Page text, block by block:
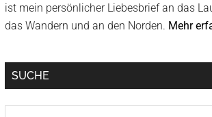
ist mein persönlicher Liebesbrief an das
das Wandern und an den Norden. Mehr
SUCHE